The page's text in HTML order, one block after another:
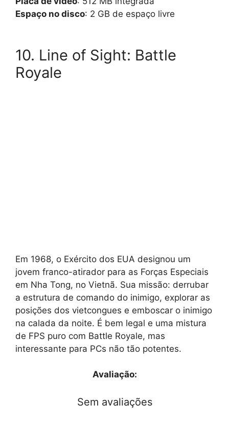
Espaço no disco: 2 GB de espaço livre
10. Line of Sight: Battle
Royale
Em 1968, o Exército dos EUA designou um
jovem franco-atirador para as Forças Especiais
em Nha Tong, no Vietnã. Sua missão: derrubar
a estrutura de comando do inimigo, explorar as
posições dos vietcongues e emboscar o inimigo
na calada da noite. É bem legal e uma mistura
de FPS puro com Battle Royale, mas
interessante para PCs não tão potentes.
Avaliação:
Sem avaliações